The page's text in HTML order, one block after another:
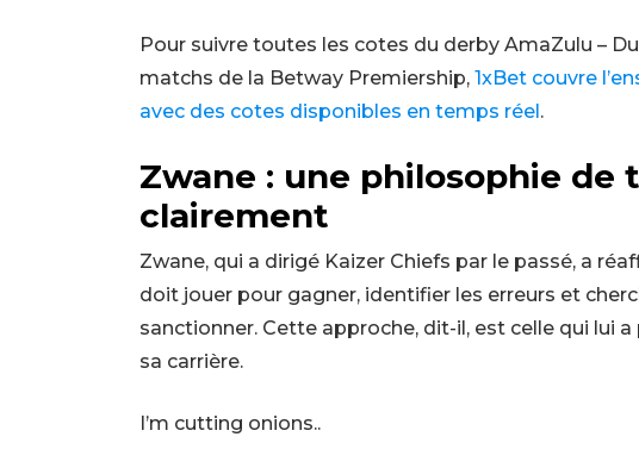
Pour suivre toutes les cotes du derby AmaZulu –
matchs de la Betway Premiership, 1xBet couvre
avec des cotes disponibles en temps réel.
Zwane : une philosophie de
clairement
Zwane, qui a dirigé Kaizer Chiefs par le passé, a
doit jouer pour gagner, identifier les erreurs et
sanctionner. Cette approche, dit-il, est celle qui lui
sa carrière.
I’m cutting onions..